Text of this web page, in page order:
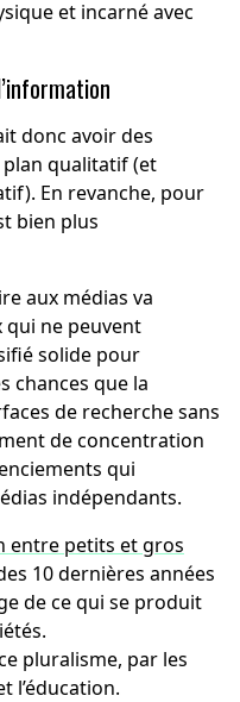
et incarné avec
donc avoir des
plan qualitatif (et
En revanche, pour
bien plus
aux médias va
qui ne peuvent
solide pour
chances que la
de recherche sans
de concentration
qui
indépendants.
entre petits et gros
10 dernières années
de ce qui se produit
pluralisme, par les
l’éducation.